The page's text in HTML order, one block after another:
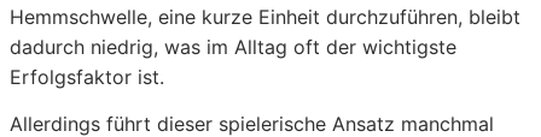
Hemmschwelle, eine kurze Einheit durchzuführen, bleibt
dadurch niedrig, was im Alltag oft der wichtigste
Erfolgsfaktor ist.
Allerdings führt dieser spielerische Ansatz manchmal